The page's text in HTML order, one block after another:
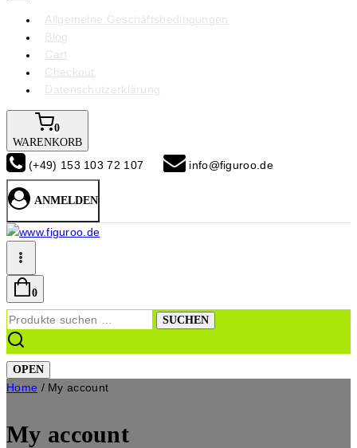
Allgemeine Geschäftsbedingungen
Blog
Cart
Checkout
Datenschutzerklärung
0
WARENKORB
(+49) 153 103 72 107 info@figuroo.de
ANMELDEN
0
Suchen
nach:
SUCHEN
OPEN
Home / My account
My account